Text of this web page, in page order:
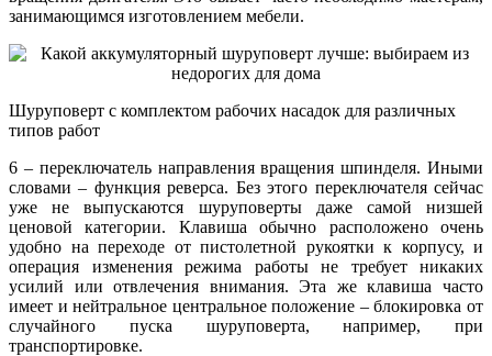
занимающимся изготовлением мебели.
Шуруповерт с комплектом рабочих насадок для различных
типов работ
6 – переключатель направления вращения шпинделя. Иными
словами – функция реверса. Без этого переключателя сейчас
уже не выпускаются шуруповерты даже самой низшей
ценовой категории. Клавиша обычно расположено очень
удобно на переходе от пистолетной рукоятки к корпусу, и
операция изменения режима работы не требует никаких
усилий или отвлечения внимания. Эта же клавиша часто
имеет и нейтральное центральное положение – блокировка от
случайного пуска шуруповерта, например, при
транспортировке.